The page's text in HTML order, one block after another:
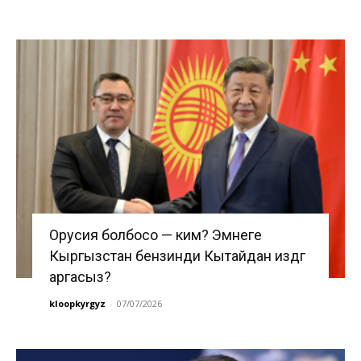
Орусия болбосо — ким? Эмнеге
Кыргызстан бензинди Кытайдан издөөгө
аргасыз?
kloopkyrgyz - 07/07/2026